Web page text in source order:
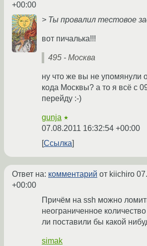
+00:00
> Ты провалил тестовое
вот пичалька!!!
495 - Москва
ну что же вы не упомянули
кода Москвы? а то я всё с
перейду :-)
gunja ★
07.08.2011 16:32:54 +00:00
Ссылка
Ответ на: комментарий от kiichiro
+00:00
Причём на ssh можно
неограниченное
ли поставили бы какой
simak